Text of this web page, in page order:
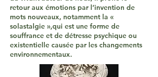
retour aux émotions par l’invention de
mots nouveaux, notamment la «
solastalgie »,qui est une forme de
souffrance et de détresse psychique ou
existentielle causée par les changements
environnementaux.